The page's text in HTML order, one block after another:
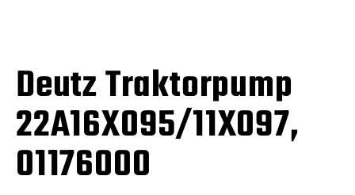
Deutz Traktorpump
22A16X095/11X097,
01176000